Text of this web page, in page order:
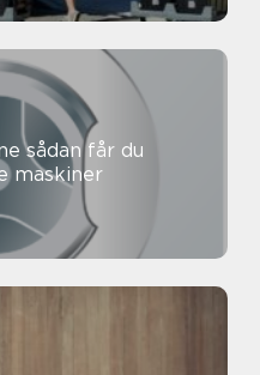
du
maskiner